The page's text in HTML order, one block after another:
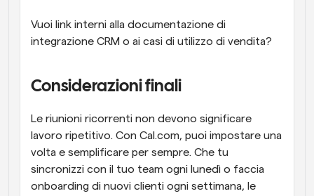
Vuoi link interni alla documentazione di
integrazione CRM o ai casi di utilizzo di vendita?
Considerazioni finali
Le riunioni ricorrenti non devono significare
lavoro ripetitivo. Con Cal.com, puoi impostare una
volta e semplificare per sempre. Che tu
sincronizzi con il tuo team ogni lunedì o faccia
onboarding di nuovi clienti ogni settimana, le